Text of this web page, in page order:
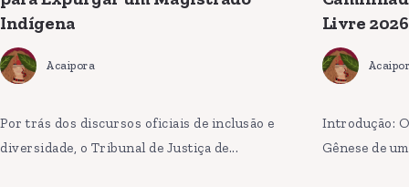
Indígena
Acaipora
Por trás dos discursos oficiais de inclusão e
diversidade, o Tribunal de Justiça de...
Livre 2026
Introdução:
Gênese de